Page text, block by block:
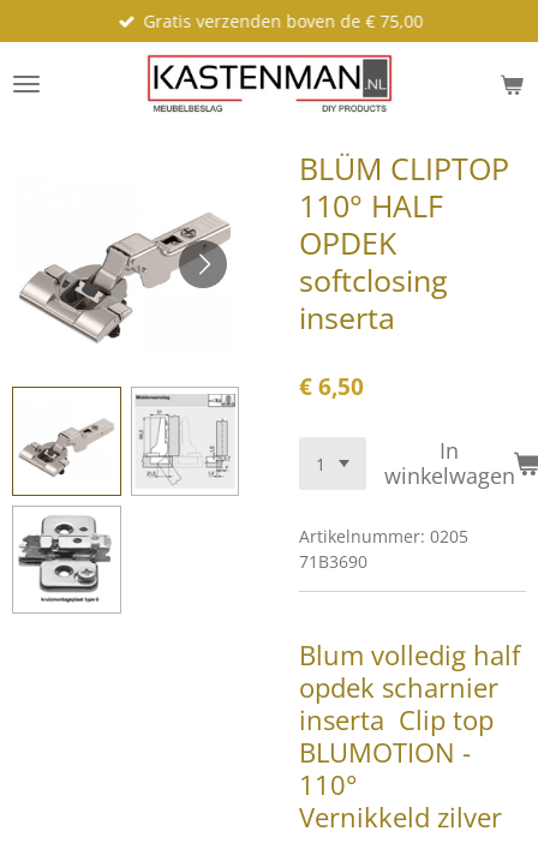
direct
naar
de
Gratis verzenden boven de € 75,00
BLÜM CLIPTOP
110° HALF
OPDEK
softclosing
inserta
€ 6,50
In
winkelwagen
Artikelnummer: 0205
71B3690
Blum volledig half
opdek scharnier
inserta Clip top
BLUMOTION -
110°
Vernikkeld zilver